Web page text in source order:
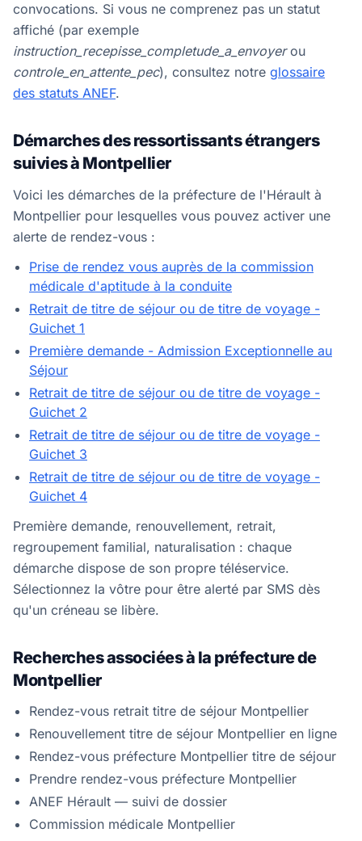
convocations. Si vous ne comprenez pas un statut
affiché (par exemple
instruction_recepisse_completude_a_envoyerou
controle_en_attente_pec), consultez notre glossaire
des statuts ANEF.
Démarches des ressortissants étrangers
suivies à Montpellier
Voici les démarches de la préfecture de l'Hérault à
Montpellier pour lesquelles vous pouvez activer une
alerte de rendez-vous :
Prise de rendez vous auprès de la commission
médicale d'aptitude à la conduite
Retrait de titre de séjour ou de titre de voyage -
Guichet 1
Première demande - Admission Exceptionnelle au
Séjour
Retrait de titre de séjour ou de titre de voyage -
Guichet 2
Retrait de titre de séjour ou de titre de voyage -
Guichet 3
Retrait de titre de séjour ou de titre de voyage -
Guichet 4
Première demande, renouvellement, retrait,
regroupement familial, naturalisation : chaque
démarche dispose de son propre téléservice.
Sélectionnez la vôtre pour être alerté par SMS dès
qu'un créneau se libère.
Recherches associées à la préfecture de
Montpellier
Rendez-vous retrait titre de séjour Montpellier
Renouvellement titre de séjour Montpellier en ligne
Rendez-vous préfecture Montpellier titre de séjour
Prendre rendez-vous préfecture Montpellier
ANEF Hérault — suivi de dossier
Commission médicale Montpellier